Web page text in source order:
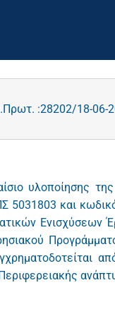
:28202/18-06-
υλοποίησης
5031803 και
Ενισχύσεων